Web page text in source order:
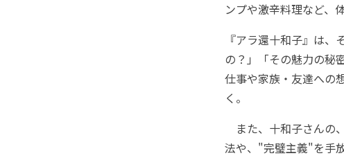
ンプや激辛料理など、
『アラ還十和子』は
の？」「その魅力の秘
仕事や家族・友達への
く。
また、十和子さんの
法や、"完璧主義"を手